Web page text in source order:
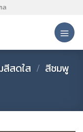
ล
สีสดใส / สีชมพู